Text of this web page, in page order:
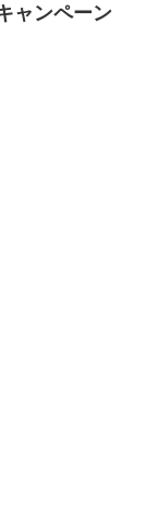
ャンペーン